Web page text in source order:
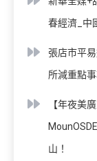
春經濟_中
張店市平
所減重點
【年夜美
山！